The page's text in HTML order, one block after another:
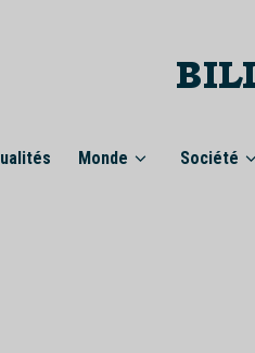
Monde Société